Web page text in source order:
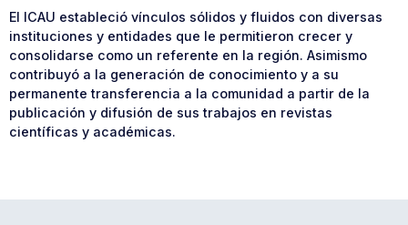
El ICAU estableció vínculos sólidos y fluidos con diversas
instituciones y entidades que le permitieron crecer y
consolidarse como un referente en la región. Asimismo
contribuyó a la generación de conocimiento y a su
permanente transferencia a la comunidad a partir de la
publicación y difusión de sus trabajos en revistas
científicas y académicas.